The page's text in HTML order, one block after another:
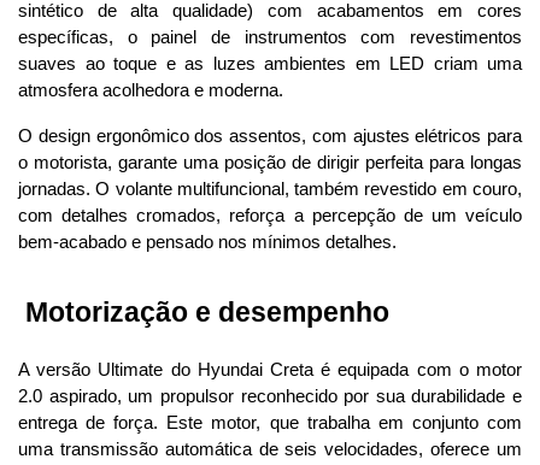
sintético de alta qualidade) com acabamentos em cores
específicas, o painel de instrumentos com revestimentos
suaves ao toque e as luzes ambientes em LED criam uma
atmosfera acolhedora e moderna.
O design ergonômico dos assentos, com ajustes elétricos para
o motorista, garante uma posição de dirigir perfeita para longas
jornadas. O volante multifuncional, também revestido em couro,
com detalhes cromados, reforça a percepção de um veículo
bem-acabado e pensado nos mínimos detalhes.
Motorização e desempenho
A versão Ultimate do Hyundai Creta é equipada com o motor
2.0 aspirado, um propulsor reconhecido por sua durabilidade e
entrega de força. Este motor, que trabalha em conjunto com
uma transmissão automática de seis velocidades, oferece um